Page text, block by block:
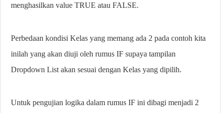
menghasilkan value TRUE atau FALSE.
Perbedaan kondisi Kelas yang memang ada 2 pada contoh kita
inilah yang akan diuji oleh rumus IF supaya tampilan
Dropdown List akan sesuai dengan Kelas yang dipilih.
Untuk pengujian logika dalam rumus IF ini dibagi menjadi 2